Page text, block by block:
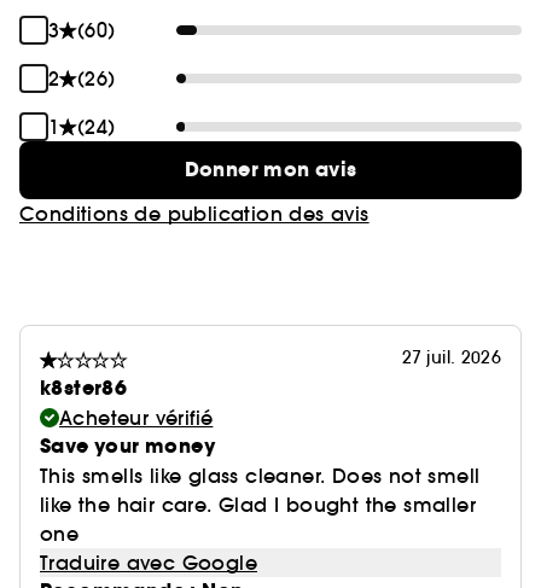
3
(60)
2
(26)
1
(24)
Donner mon avis
Conditions de publication des avis
27 juil. 2026
k8ster86
Acheteur vérifié
Save your money
This smells like glass cleaner. Does not smell
like the hair care. Glad I bought the smaller
one
Traduire avec Google